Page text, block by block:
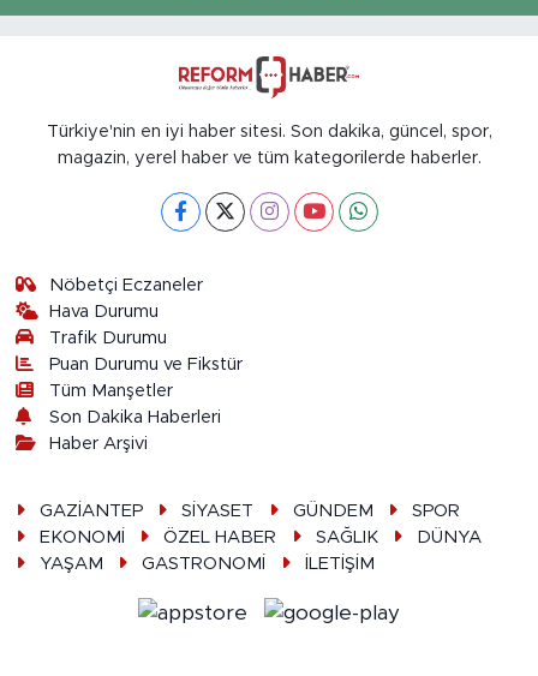
Türkiye'nin en iyi haber sitesi. Son dakika, güncel, spor,
magazin, yerel haber ve tüm kategorilerde haberler.
Nöbetçi Eczaneler
Hava Durumu
Trafik Durumu
Puan Durumu ve Fikstür
Tüm Manşetler
Son Dakika Haberleri
Haber Arşivi
GAZİANTEP SİYASET GÜNDEM
SPOR
EKONOMİ
ÖZEL HABER SAĞLIK
DÜNYA
YAŞAM
GASTRONOMİ İLETİŞİM